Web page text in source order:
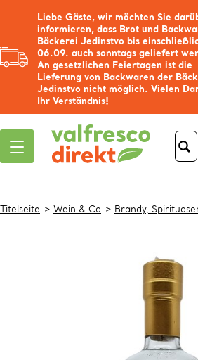
Liebe Gäste, wir möchten Sie
informieren, dass Brot und
Bäckerei Jedinstvo bis
06.09. auch sonntags geliefert
An gesetzlichen Feiertagen ist die
Lieferung von Backwaren der
Jedinstvo nicht möglich. Vielen
Ihr Verständnis!
Titelseite Wein & Co Brandy,